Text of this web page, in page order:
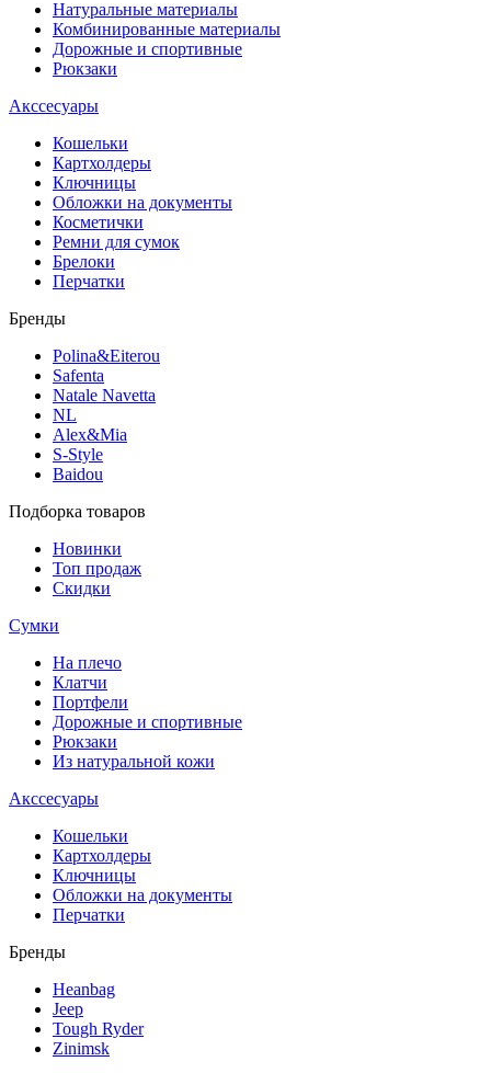
Натуральные материалы
Комбинированные материалы
Дорожные и спортивные
Рюкзаки
Акссесуары
Кошельки
Картхолдеры
Ключницы
Обложки на документы
Косметички
Ремни для сумок
Брелоки
Перчатки
Бренды
Polina&Eiterou
Safenta
Natale Navetta
NL
Alex&Mia
S-Style
Baidou
Подборка товаров
Новинки
Топ продаж
Скидки
Сумки
На плечо
Клатчи
Портфели
Дорожные и спортивные
Рюкзаки
Из натуральной кожи
Акссесуары
Кошельки
Картхолдеры
Ключницы
Обложки на документы
Перчатки
Бренды
Heanbag
Jeep
Tough Ryder
Zinimsk